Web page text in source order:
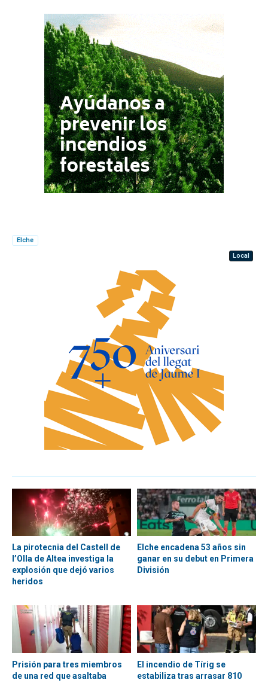
Elche
Local
La pirotecnia del Castell de
l’Olla de Altea investiga la
explosión que dejó varios
heridos
Elche encadena 53 años sin
ganar en su debut en Primera
División
Prisión para tres miembros
de una red que asaltaba
El incendio de Tírig se
estabiliza tras arrasar 810